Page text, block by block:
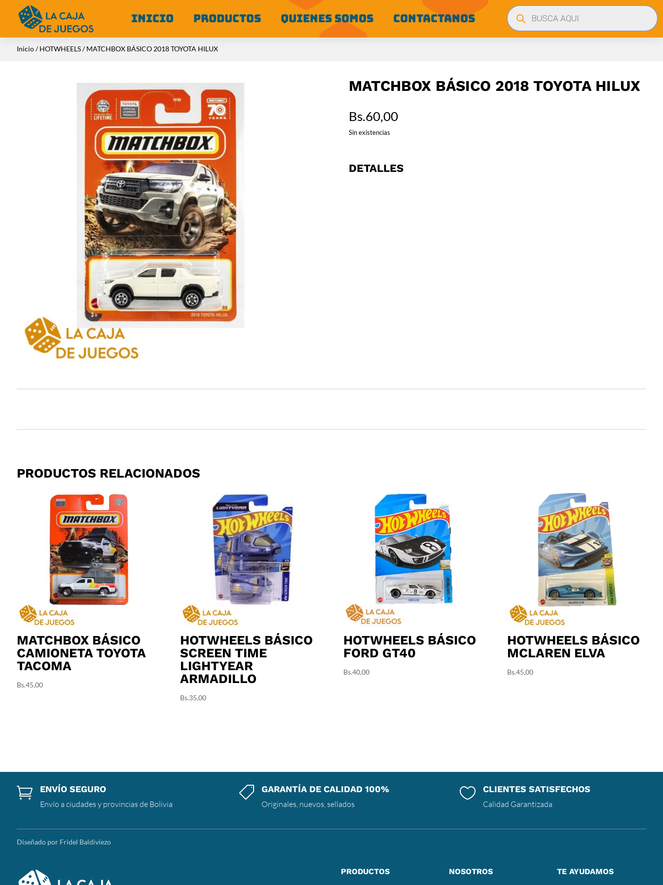
INICIO PRODUCTOS QUIENES SOMOS CONTACTANOS
Búsqueda
de
productos
Inicio/HOTWHEELS/ MATCHBOX BÁSICO 2018 TOYOTA HILUX
MATCHBOX BÁSICO 2018 TOYOTA HILUX
Bs.60,00
Sin existencias
DETALLES
PRODUCTOS RELACIONADOS
MATCHBOX BÁSICO
CAMIONETA TOYOTA
TACOMA
Bs.45,00
HOTWHEELS BÁSICO
SCREEN TIME
LIGHTYEAR
ARMADILLO
Bs.35,00
HOTWHEELS BÁSICO
FORD GT40
Bs.40,00
HOTWHEELS BÁSICO
MCLAREN ELVA
Bs.45,00
 ENVÍO SEGURO
Envío a ciudades y provincias de Bolivia
 GARANTÍA DE CALIDAD 100%
Originales, nuevos, sellados
 CLIENTES SATISFECHOS
Calidad Garantizada
Diseñado por Fridel Baldiviezo
PRODUCTOS NOSOTROS TE AYUDAMOS